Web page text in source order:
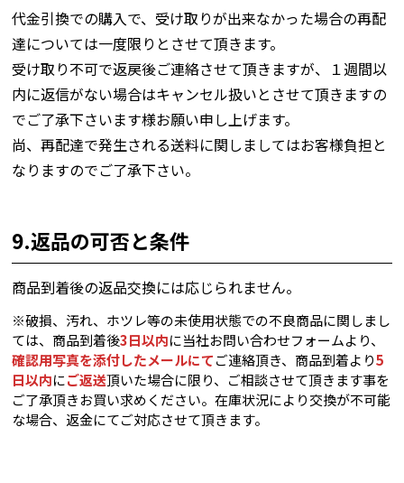
代金引換での購入で、受け取りが出来なかった場合の再配
達については一度限りとさせて頂きます。
受け取り不可で返戻後ご連絡させて頂きますが、１週間以
内に返信がない場合はキャンセル扱いとさせて頂きますの
でご了承下さいます様お願い申し上げます。
尚、再配達で発生される送料に関しましてはお客様負担と
なりますのでご了承下さい。
9.返品の可否と条件
商品到着後の返品交換には応じられません。
※破損、汚れ、ホツレ等の未使用状態での不良商品に関しまし
ては、商品到着後3日以内に当社お問い合わせフォームより、
確認用写真を添付したメールにてご連絡頂き、商品到着より5
日以内にご返送頂いた場合に限り、ご相談させて頂きます事を
ご了承頂きお買い求めください。在庫状況により交換が不可能
な場合、返金にてご対応させて頂きます。